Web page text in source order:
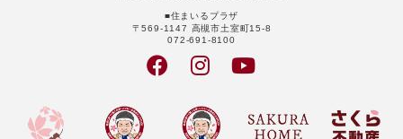
■住まいるプラザ
〒569-1147 高槻市土室町15-8
072-691-8100